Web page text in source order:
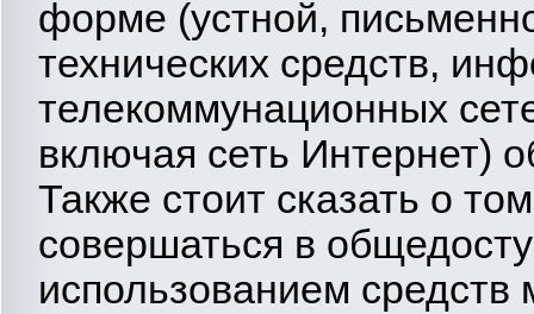
форме (устной,
технических средств,
телекоммунационных
включая сеть Интернет)
Также стоит сказать о
совершаться в
использованием